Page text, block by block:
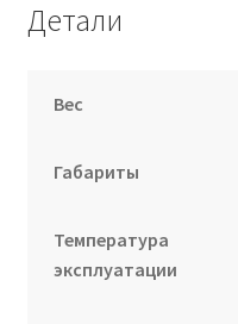
Детали
Вес
Габариты
Температура
эксплуатации